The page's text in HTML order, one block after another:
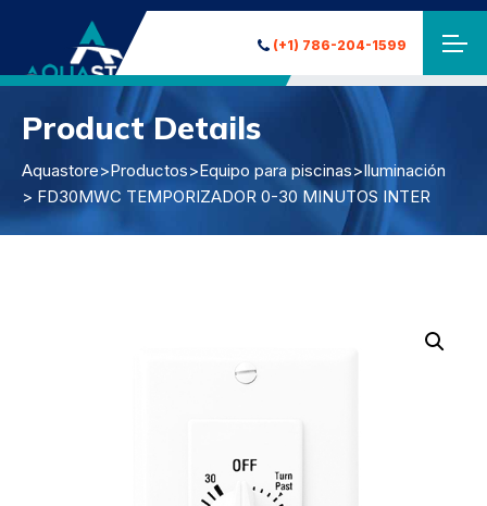
(+1) 786-204-1599
Product Details
Aquastore>Productos>Equipo para piscinas>Iluminación
> FD30MWC TEMPORIZADOR 0-30 MINUTOS INTER